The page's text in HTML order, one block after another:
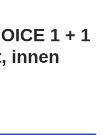
1 + 1
innen